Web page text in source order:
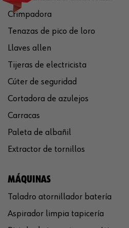
Crimpadora
Tenazas de pico de loro
Llaves allen
Tijeras de electricista
Cúter de seguridad
Cortadora de azulejos
Carracas
Paleta de albañil
Extractor de tornillos
MÁQUINAS
Taladro atornillador batería
Aspirador limpia tapicería